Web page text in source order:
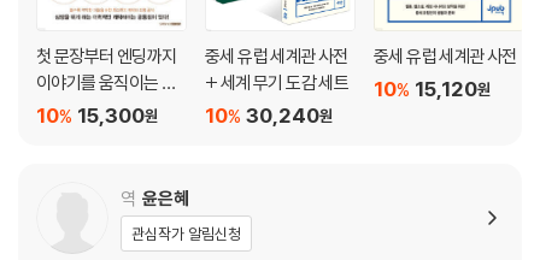
3-4 이야기에서 그리는 종교의 모습 66
3-5 지형과 기후 묘사로 분위기를 고조시킨다 68
3-6 캐릭터의 의상도 섬세하게 고려한다 70
3-7 인상적인 식사 장면은 중요한 역할을 담당한다 72
3-8 지역성과 문화 차이를 전개에 활용한다 74
3-10 거주 환경을 묘사할 때 유의할 점 78
3-11 이야기 속에서도 돈과 경제는 중요하다 80
3-12 판타지 세계관 ① 82
첫 문장부터 엔딩까지
이야기를 움직이는 캐
릭터 쓰는 법
15,300원
10%
중세 유럽 세계관 사전
+ 세계 무기 도감 세트
30,240원
10%
중세 유럽 세계관 사전
15,120원
10%
역 윤은혜
관심작가 알림신청